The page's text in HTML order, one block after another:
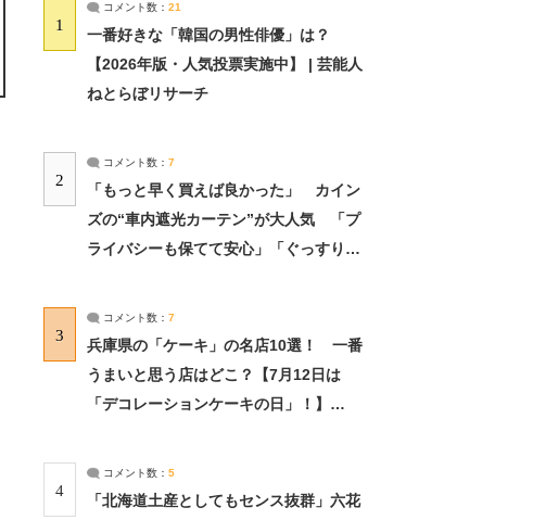
1
コメント数： 21
一番好きな「韓国の男性俳優」は？
【2026年版・人気投票実施中】 | 芸能人
ねとらぼリサーチ
2
コメント数： 7
「もっと早く買えば良かった」 カイン
ズの“車内遮光カーテン”が大人気 「プ
ライバシーも保てて安心」「ぐっすり眠
3
コメント数： 7
兵庫県の「ケーキ」の名店10選！ 一番
うまいと思う店はどこ？【7月12日は
「デコレーションケーキの日」！】
4
コメント数： 5
「北海道土産としてもセンス抜群」六花